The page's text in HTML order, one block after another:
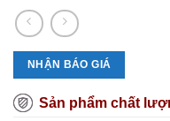
NHẬN BÁO GIÁ
Sản phẩm chất